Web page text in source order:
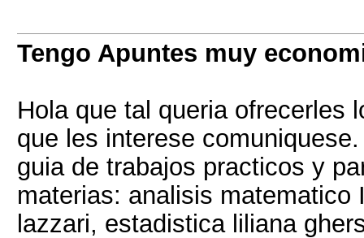
Tengo Apuntes muy
Hola que tal queria ofrecerles
que les interese comuniquese.
guia de trabajos practicos y
materias: analisis matematico
lazzari, estadistica liliana